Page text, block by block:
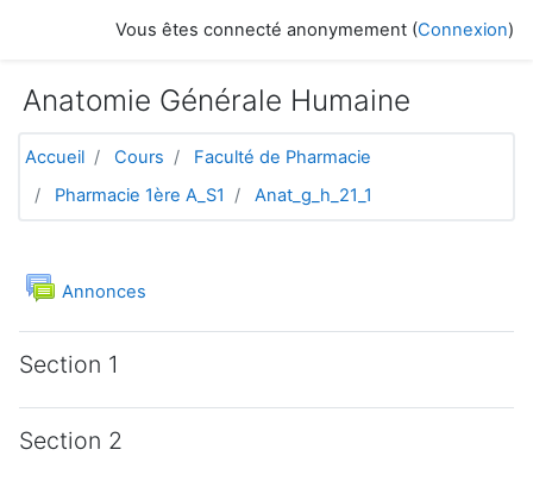
Vous êtes connecté anonymement (Connexion)
Anatomie Générale Humaine
Accueil Cours
Faculté de Pharmacie
Pharmacie 1ère A_S1
Anat_g_h_21_1
Aperçu des sections
Généralités
Annonces
Forum
Section 1
Section 2